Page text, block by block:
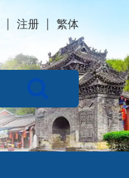
注册 繁体